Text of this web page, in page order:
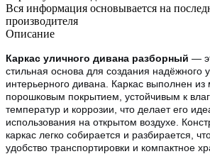
Вся информация основывается на
производителя
Описание
Каркас уличного дивана разборный —
стильная основа для создания надёжного
интерьерного дивана. Каркас выполнен из
порошковым покрытием, устойчивым к
температур и коррозии, что делает его
использования на открытом воздухе.
каркас легко собирается и разбирается,
удобство транспортировки и компактное